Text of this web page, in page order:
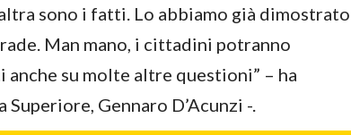
sono i fatti. Lo abbiamo già dimostrato
Man mano, i cittadini potranno
su molte altre questioni” – ha
Gennaro D’Acunzi -.